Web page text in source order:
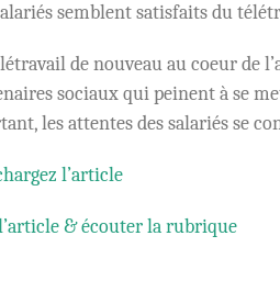
semblent satisfaits du
de nouveau au coeur de
sociaux qui peinent à se
les attentes des salariés se
l’article
& écouter la rubrique